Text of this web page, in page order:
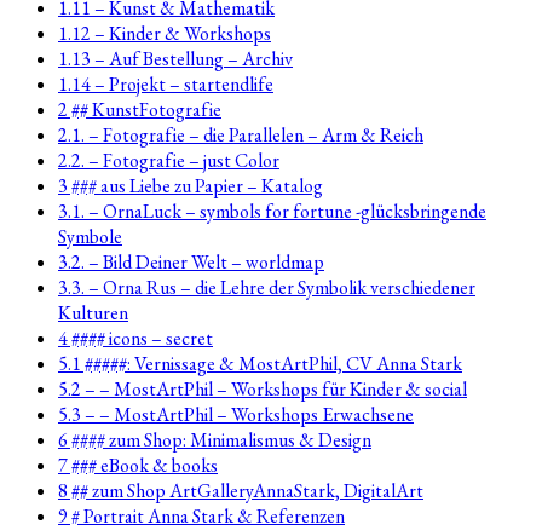
1.11 – Kunst & Mathematik
1.12 – Kinder & Workshops
1.13 – Auf Bestellung – Archiv
1.14 – Projekt – startendlife
2 ## KunstFotografie
2.1. – Fotografie – die Parallelen – Arm & Reich
2.2. – Fotografie – just Color
3 ### aus Liebe zu Papier – Katalog
3.1. – OrnaLuck – symbols for fortune -glücksbringende
Symbole
3.2. – Bild Deiner Welt – worldmap
3.3. – Orna Rus – die Lehre der Symbolik verschiedener
Kulturen
4 #### icons – secret
5.1 #####: Vernissage & MostArtPhil, CV Anna Stark
5.2 – – MostArtPhil – Workshops für Kinder & social
5.3 – – MostArtPhil – Workshops Erwachsene
6 #### zum Shop: Minimalismus & Design
7 ### eBook & books
8 ## zum Shop ArtGalleryAnnaStark, DigitalArt
9 # Portrait Anna Stark & Referenzen